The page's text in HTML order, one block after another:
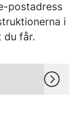
postadress
i
du får.